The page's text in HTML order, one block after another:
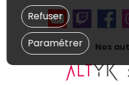
Nos
Paramétrer
Refuser